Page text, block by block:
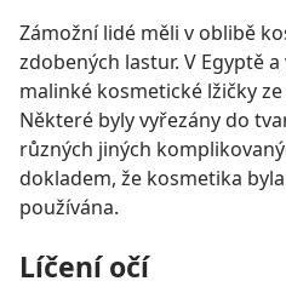
Zámožní lidé měli v oblibě
zdobených lastur. V Egyptě
malinké kosmetické lžičky
Některé byly vyřezány do
různých jiných
dokladem, že kosmetika
používána.
Líčení očí